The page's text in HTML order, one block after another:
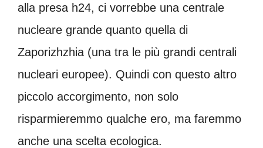
alla presa h24, ci vorrebbe una centrale
nucleare grande quanto quella di
Zaporizhzhia (una tra le più grandi centrali
nucleari europee). Quindi con questo altro
piccolo accorgimento, non solo
risparmieremmo qualche ero, ma faremmo
anche una scelta ecologica.